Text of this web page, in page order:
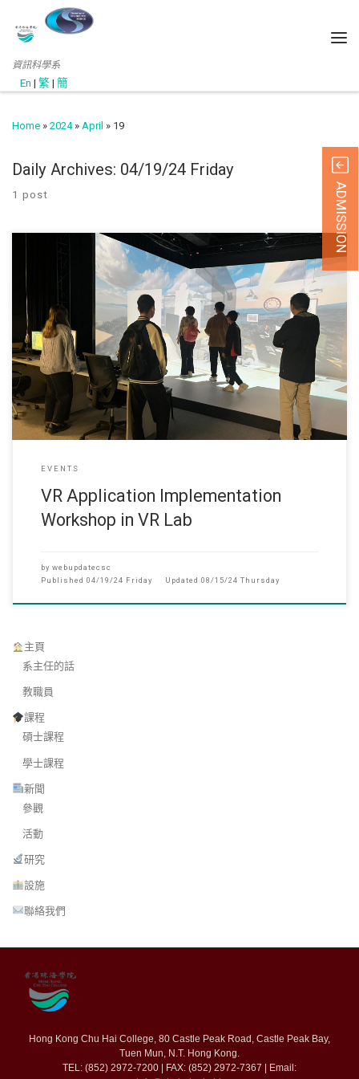
資訊科學系
En | 繁 | 簡
Home » 2024 » April » 19
Daily Archives: 04/19/24 Friday
1 post
此網頁只提供英文版 (November, 2023) The workshop was design
EVENTS
VR Application Implementation
Workshop in VR Lab
by webupdatecsc
Published 04/19/24 Friday Updated 08/15/24 Thursday
主頁
系主任的話
教職員
課程
碩士課程
學士課程
新聞
參觀
活動
研究
設施
聯絡我們
ADMISSION
Hong Kong Chu Hai College, 80 Castle Peak Road, Castle Peak Bay,
Tuen Mun, N.T. Hong Kong.
TEL: (852) 2972-7200 | FAX: (852) 2972-7367 | Email: